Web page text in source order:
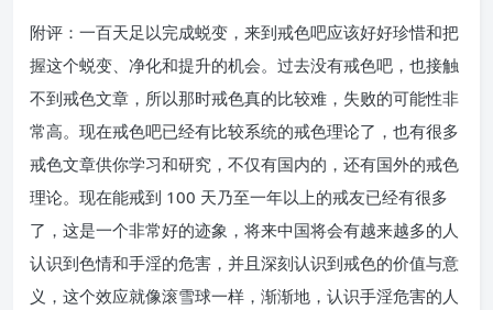
附评：一百天足以完成蜕变，来到戒色吧应该好好珍惜和把
握这个蜕变、净化和提升的机会。过去没有戒色吧，也接触
不到戒色文章，所以那时戒色真的比较难，失败的可能性非
常高。现在戒色吧已经有比较系统的戒色理论了，也有很多
戒色文章供你学习和研究，不仅有国内的，还有国外的戒色
理论。现在能戒到 100 天乃至一年以上的戒友已经有很多
了，这是一个非常好的迹象，将来中国将会有越来越多的人
认识到色情和手淫的危害，并且深刻认识到戒色的价值与意
义，这个效应就像滚雪球一样，渐渐地，认识手淫危害的人